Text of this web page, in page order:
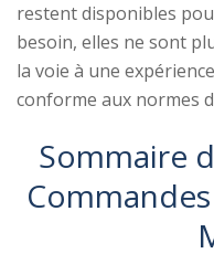
restent disponibles
besoin, elles ne sont
la voie à une
conforme aux normes
Sommaire